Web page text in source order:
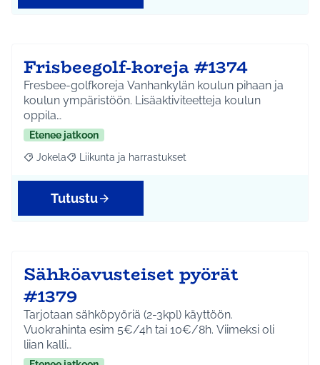
Frisbeegolf-koreja #1374
Fresbee-golfkoreja Vanhankylän koulun pihaan ja
koulun ympäristöön. Lisäaktiviteetteja koulun
oppila…
Etenee jatkoon
Rajaa tulokset aihepiirin mukaan: Jokela
Jokela Rajaa tulokset teeman mukaan: Liikunta ja
Liikunta ja harrastukset
Tutustu
Sähköavusteiset pyörät
#1379
Tarjotaan sähköpyöriä (2-3kpl) käyttöön.
Vuokrahinta esim 5€/4h tai 10€/8h. Viimeksi oli
liian kalli…